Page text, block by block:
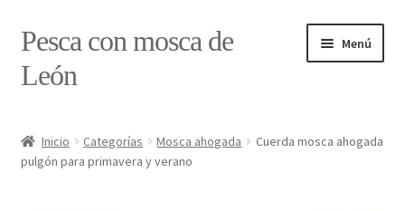
Ir
a
Ir
al
contenido
Pesca con mosca de
León
Menú
#7897 (sin título)
Inicio Categorías Mosca ahogada
Cuerda mosca ahogada
pulgón para primavera y verano